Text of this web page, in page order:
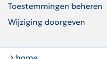
Toestemmingen beheren
Wijziging doorgeven